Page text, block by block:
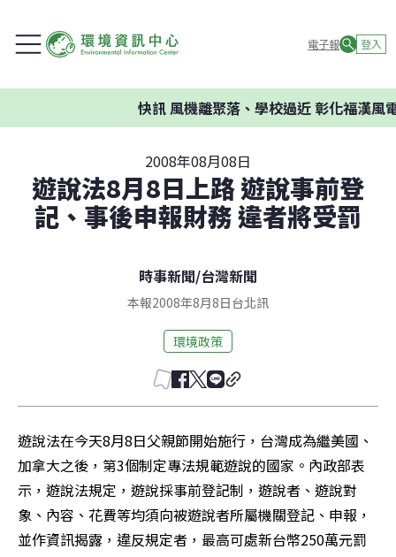
電子報 登入
快訊風機離聚落、學校過近 彰化福漢風電
2008年08月08日
遊說法8月8日上路 遊說事前登
記、事後申報財務 違者將受罰
時事新聞/台灣新聞
本報2008年8月8日台北訊
環境政策
遊說法在今天8月8日父親節開始施行，台灣成為繼美國、
加拿大之後，第3個制定專法規範遊說的國家。內政部表
示，遊說法規定，遊說採事前登記制，遊說者、遊說對
象、內容、花費等均須向被遊說者所屬機關登記、申報，
並作資訊揭露，違反規定者，最高可處新台幣250萬元罰